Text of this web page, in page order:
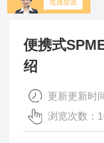
便携式
绍
更新更新时
浏览次数：